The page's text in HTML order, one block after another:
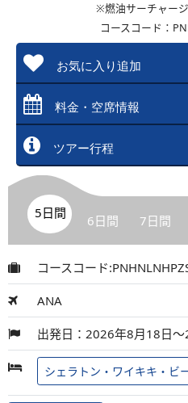
※燃油サーチャー
コースコード：
お気に入り追加
料金・空席情報
ツアー行程
5日間 6日間 7日間
コースコード
ANA
出発日：2026年8月18日
シェラトン・ワイキキ・ビ